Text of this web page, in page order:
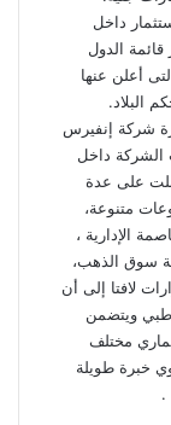
داخل
الدول
أعلن عنها
البلاد.
شركة إنفيرس
الشركة داخل
على عدة
متنوعة،
الإدارية ،
سوق الذهب،
لافتا إلى أن
طبي ويتضمن
معماري مختلف
خبرة طويلة
.